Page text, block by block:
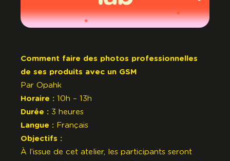
Comment faire des photos professionnelles
de ses produits avec un GSM
Par Opahk
Horaire : 10h – 13h
Durée : 3 heures
Langue : Français
Objectifs :
À l’issue de cet atelier, les participants seront